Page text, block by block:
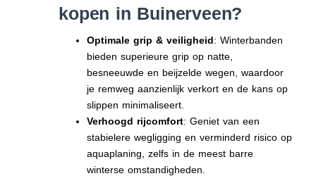
kopen in Buinerveen?
Optimale grip & veiligheid: Winterbanden
bieden superieure grip op natte,
besneeuwde en beijzelde wegen, waardoor
je remweg aanzienlijk verkort en de kans op
slippen minimaliseert.
Verhoogd rijcomfort: Geniet van een
stabielere wegligging en verminderd risico op
aquaplaning, zelfs in de meest barre
winterse omstandigheden.